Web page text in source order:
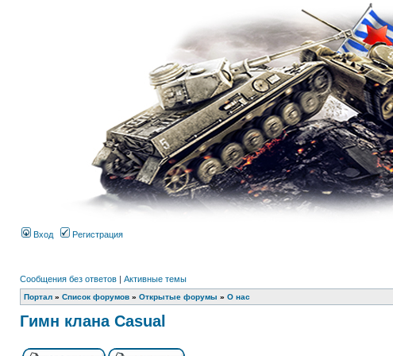
Вход Регистрация
Сообщения без ответов | Активные темы
Портал » Список форумов » Открытые форумы » О нас
Гимн клана Casual